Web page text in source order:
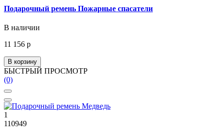
Подарочный ремень Пожарные спасатели
В наличии
11 156 р
В корзину
БЫСТРЫЙ ПРОСМОТР
(0)
1
110949